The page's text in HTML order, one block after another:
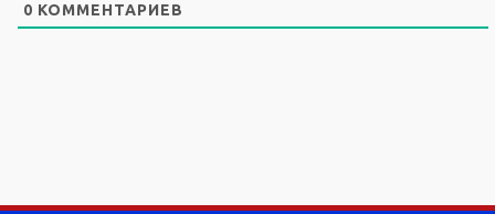
0 КОММЕНТАРИЕВ